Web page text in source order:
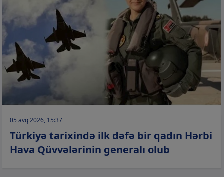
05 avq 2026, 15:37
Türkiyə tarixində ilk dəfə bir qadın Hərbi
Hava Qüvvələrinin generalı olub